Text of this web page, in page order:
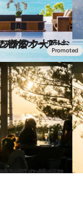
大陸 お役立ちリンク集
け
を！ パースの絶景レストラン【3選】
け